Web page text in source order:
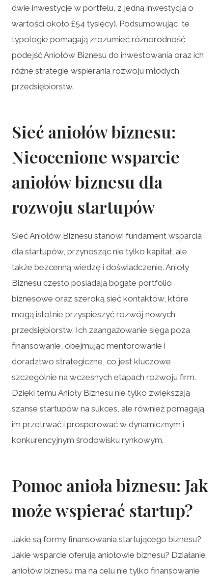
dwie inwestycje w portfelu, z jedną inwestycją o
wartości około £54 tysięcy). Podsumowując, te
typologie pomagają zrozumieć różnorodność
podejść Aniołów Biznesu do inwestowania oraz ich
różne strategie wspierania rozwoju młodych
przedsiębiorstw.
Sieć aniołów biznesu:
Nieocenione wsparcie
aniołów biznesu dla
rozwoju startupów
Sieć Aniołów Biznesu stanowi fundament wsparcia
dla startupów, przynosząc nie tylko kapitał, ale
także bezcenną wiedzę i doświadczenie. Anioły
Biznesu często posiadają bogate portfolio
biznesowe oraz szeroką sieć kontaktów, które
mogą istotnie przyspieszyć rozwój nowych
przedsiębiorstw. Ich zaangażowanie sięga poza
finansowanie, obejmując mentorowanie i
doradztwo strategiczne, co jest kluczowe
szczególnie na wczesnych etapach rozwoju firm.
Dzięki temu Anioły Biznesu nie tylko zwiększają
szanse startupów na sukces, ale również pomagają
im przetrwać i prosperować w dynamicznym i
konkurencyjnym środowisku rynkowym.
Pomoc anioła biznesu: Jak
może wspierać startup?
Jakie są formy finansowania startującego biznesu?
Jakie wsparcie oferują aniołowie biznesu? Działanie
aniołów biznesu ma na celu nie tylko finansowanie